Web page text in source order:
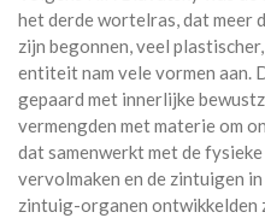
het derde wortelras, dat meer
zijn begonnen, veel
entiteit nam vele vormen aan.
gepaard met innerlijke
vermengden met materie om
dat samenwerkt met de
vervolmaken en de zintuigen
zintuig-organen ontwikkelden